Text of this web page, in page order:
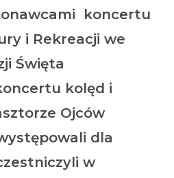
koncertu
i Rekreacji we
Święta
kolęd i
Ojców
dla
w